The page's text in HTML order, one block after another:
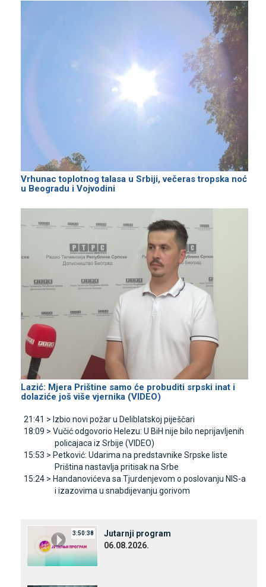
Vrhunac toplotnog talasa u Srbiji, večeras tropska noć
u Beogradu i Vojvodini
Lazić: Mjera Prištine samo će probuditi srpski inat i
dolaziće još više vjernika (VIDEO)
21:41 > Izbio novi požar u Deliblatskoj piješčari
18:09 > Vučić odgovorio Helezu: U BiH nije bilo neprijavljenih
policajaca iz Srbije (VIDEO)
15:53 > Petković: Udarima na predstavnike Srpske liste
Priština nastavlja pritisak na Srbe
15:24 > Handanovićeva sa Tjurdenjevom o poslovanju NIS-a
i izazovima u snabdijevanju gorivom
3:50:38
Јutarnji program
06.08.2026.